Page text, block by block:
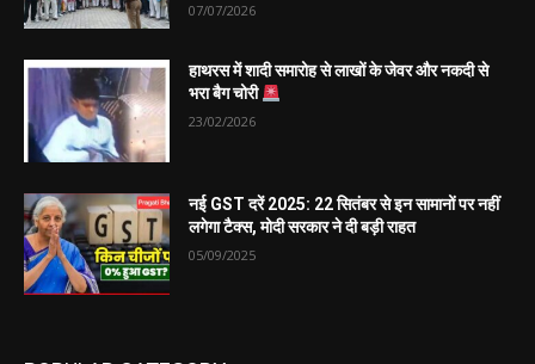
07/07/2026
हाथरस में शादी समारोह से लाखों के जेवर और नकदी से
भरा बैग चोरी
23/02/2026
नई GST दरें 2025: 22 सितंबर से इन सामानों पर नहीं
लगेगा टैक्स, मोदी सरकार ने दी बड़ी राहत
05/09/2025